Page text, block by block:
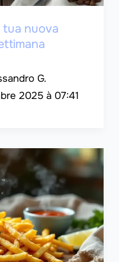
nuova
G.
2025 à 07:41